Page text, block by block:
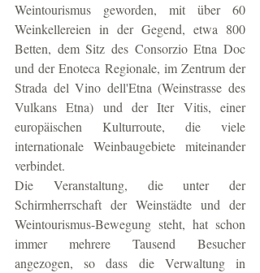
Weintourismus geworden, mit über 60
Weinkellereien in der Gegend, etwa 800
Betten, dem Sitz des Consorzio Etna Doc
und der Enoteca Regionale, im Zentrum der
Strada del Vino dell'Etna (Weinstrasse des
Vulkans Etna) und der Iter Vitis, einer
europäischen Kulturroute, die viele
internationale Weinbaugebiete miteinander
verbindet.
Die Veranstaltung, die unter der
Schirmherrschaft der Weinstädte und der
Weintourismus-Bewegung steht, hat schon
immer mehrere Tausend Besucher
angezogen, so dass die Verwaltung in